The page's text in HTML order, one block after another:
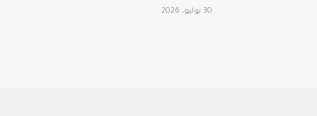
30 يوليو، 2026